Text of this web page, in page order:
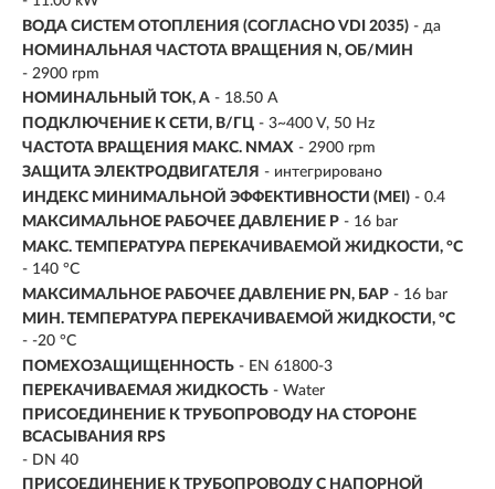
ВОДА СИСТЕМ ОТОПЛЕНИЯ (СОГЛАСНО VDI 2035) - да
НОМИНАЛЬНАЯ ЧАСТОТА ВРАЩЕНИЯ N, ОБ/МИН
- 2900 rpm
НОМИНАЛЬНЫЙ ТОК, А - 18.50 A
ПОДКЛЮЧЕНИЕ К СЕТИ, В/ГЦ - 3~400 V, 50 Hz
ЧАСТОТА ВРАЩЕНИЯ МАКС. NMAX - 2900 rpm
ЗАЩИТА ЭЛЕКТРОДВИГАТЕЛЯ - интегрировано
ИНДЕКС МИНИМАЛЬНОЙ ЭФФЕКТИВНОСТИ (MEI) - 0.4
МАКСИМАЛЬНОЕ РАБОЧЕЕ ДАВЛЕНИЕ P - 16 bar
МАКС. ТЕМПЕРАТУРА ПЕРЕКАЧИВАЕМОЙ ЖИДКОСТИ, °C
- 140 °C
МАКСИМАЛЬНОЕ РАБОЧЕЕ ДАВЛЕНИЕ PN, БАР - 16 bar
МИН. ТЕМПЕРАТУРА ПЕРЕКАЧИВАЕМОЙ ЖИДКОСТИ, °C
- -20 °C
ПОМЕХОЗАЩИЩЕННОСТЬ - EN 61800-3
ПЕРЕКАЧИВАЕМАЯ ЖИДКОСТЬ - Water
ПРИСОЕДИНЕНИЕ К ТРУБОПРОВОДУ НА СТОРОНЕ
ВСАСЫВАНИЯ RPS
- DN 40
ПРИСОЕДИНЕНИЕ К ТРУБОПРОВОДУ С НАПОРНОЙ